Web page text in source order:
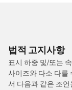
법적 고지사항
표시 하중 및/또는
사이즈와 다소 다를
서 다음과 같은 조